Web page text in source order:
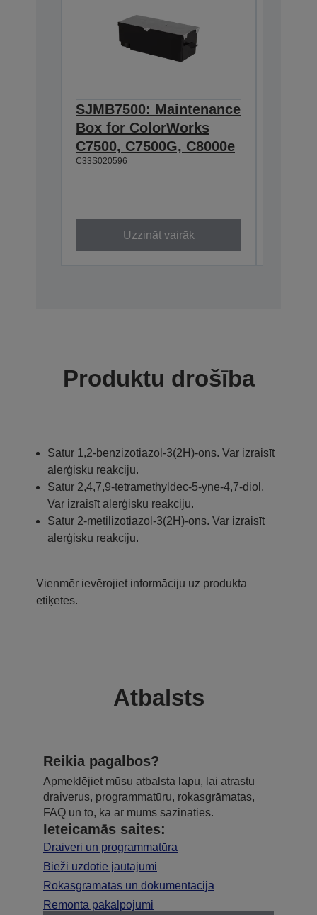
SJMB7500: Maintenance
Box for ColorWorks
C7500, C7500G, C8000e
C33S020596
Uzzināt vairāk
Produktu drošība
Satur 1,2-benzizotiazol-3(2H)-ons. Var izraisīt
alerģisku reakciju.
Satur 2,4,7,9-tetramethyldec-5-yne-4,7-diol.
Var izraisīt alerģisku reakciju.
Satur 2-metilizotiazol-3(2H)-ons. Var izraisīt
alerģisku reakciju.
Vienmēr ievērojiet informāciju uz produkta
etiķetes.
Atbalsts
Reikia pagalbos?
Apmeklējiet mūsu atbalsta lapu, lai atrastu
draiverus, programmatūru, rokasgrāmatas,
FAQ un to, kā ar mums sazināties.
Ieteicamās saites:
Draiveri un programmatūra
Bieži uzdotie jautājumi
Rokasgrāmatas un dokumentācija
Remonta pakalpojumi